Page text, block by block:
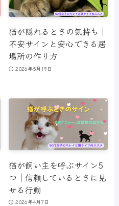
猫が隠れるときの気持ち｜
不安サインと安心できる居
場所の作り方
2026年5月19日
猫が飼い主を呼ぶサイン5
つ｜信頼しているときに見
せる行動
2026年4月7日